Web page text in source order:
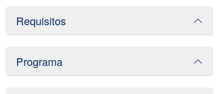
Requisitos
Programa